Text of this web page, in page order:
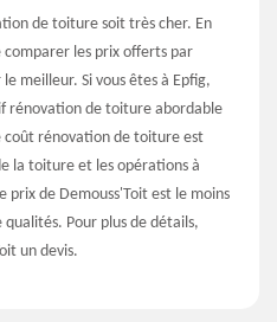
de toiture soit très cher. En
les prix offerts par
meilleur. Si vous êtes à Epfig,
rénovation de toiture abordable
coût rénovation de toiture est
la toiture et les opérations à
prix de Demouss'Toit est le moins
Pour plus de détails,
un devis.